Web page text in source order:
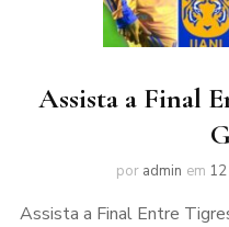
Assista a Final
por admin em
Assista a Final Entre